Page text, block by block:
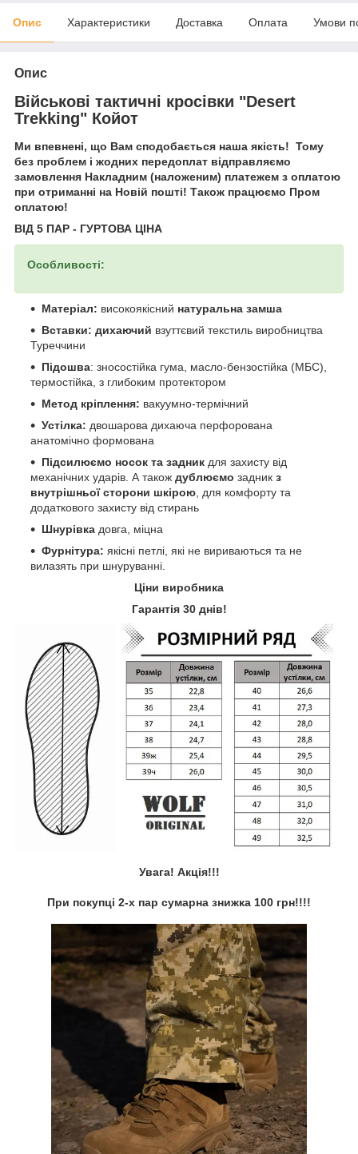
Опис Характеристики Доставка Оплата Умови
Опис
Військові тактичні кросівки "Desert
Trekking" Койот
Ми впевнені, що Вам сподобається наша якість! Тому
без проблем і жодних передоплат відправляємо
замовлення Накладним (наложеним) платежем з оплатою
при отриманні на Новій пошті! Також працюємо Пром
оплатою!
ВІД 5 ПАР - ГУРТОВА ЦІНА
Особливості:
Матеріал: високоякісний натуральна замша
Вставки: дихаючий взуттєвий текстиль виробництва
Туреччини
Підошва: зносостійка гума, масло‑бензостійка (МБС),
термостійка, з глибоким протектором
Метод кріплення: вакуумно-термічний
Устілка: двошарова дихаюча перфорована
анатомічно формована
Підсилюємо носок та задник для захисту від
механічних ударів. А також дублюємо задник з
внутрішньої сторони шкірою, для комфорту та
додаткового захисту від стирань
Шнурівка довга, міцна
Фурнітура: якісні петлі, які не вириваються та не
вилазять при шнуруванні.
Ціни виробника
Гарантія 30 днів!
Увага! Акція!!!
При покупці 2-х пар сумарна знижка 100 грн!!!!